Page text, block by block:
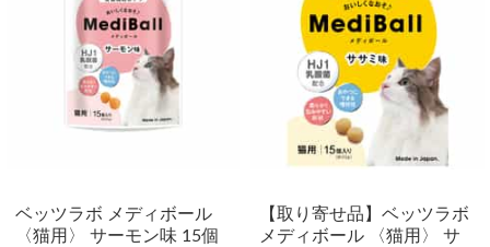
ベッツラボ メディボール
〈猫用〉 サーモン味 15個
【取り寄せ品】ベッツラボ
メディボール 〈猫用〉 サ